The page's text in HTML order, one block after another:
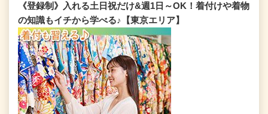
《登録制》入れる土日祝だけ&週1日～OK！着付けや着物
の知識もイチから学べる♪【東京エリア】